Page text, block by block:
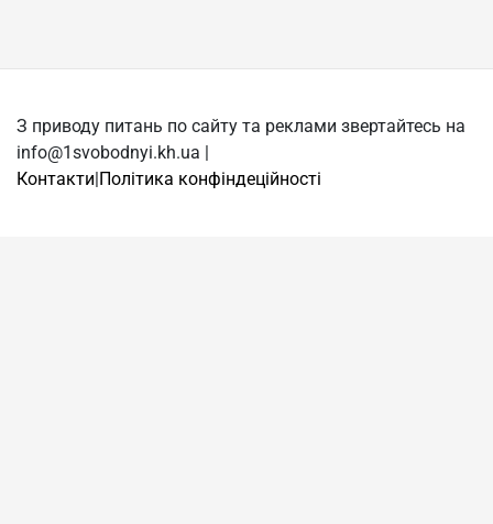
З приводу питань по сайту та реклами звертайтесь на
info@1svobodnyi.kh.ua |
Контакти|Політика конфіндеційності